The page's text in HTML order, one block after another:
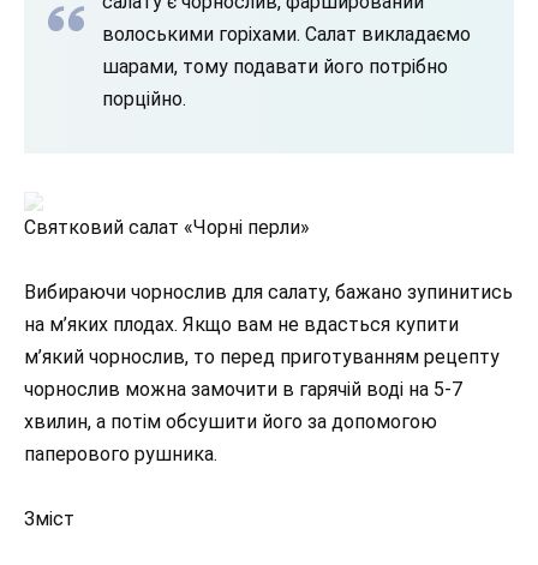
волоськими горіхами. Салат викладаємо
шарами, тому подавати його потрібно
порційно.
Святковий салат «Чорні перли»
Вибираючи чорнослив для салату, бажано зупинитись
на м’яких плодах. Якщо вам не вдасться купити
м’який чорнослив, то перед приготуванням рецепту
чорнослив можна замочити в гарячій воді на 5-7
хвилин, а потім обсушити його за допомогою
паперового рушника.
Зміст